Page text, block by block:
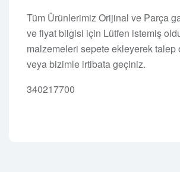
Tüm Ürünlerimiz Orijinal ve Parça
ve fiyat bilgisi için Lütfen istemiş
malzemeleri sepete ekleyerek talep
veya bizimle irtibata geçiniz.
340217700